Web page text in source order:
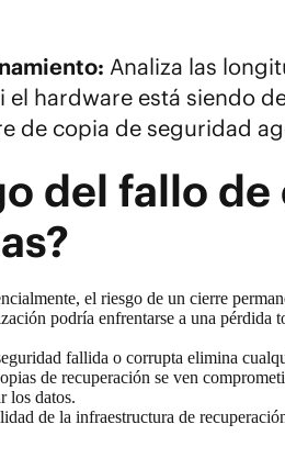
Analiza las
el hardware está siendo
de copia de seguridad
del fallo
el riesgo de un cierre
podría enfrentarse a una
fallida o corrupta elimina
de recuperación se ven
los datos.
de la infraestructura de